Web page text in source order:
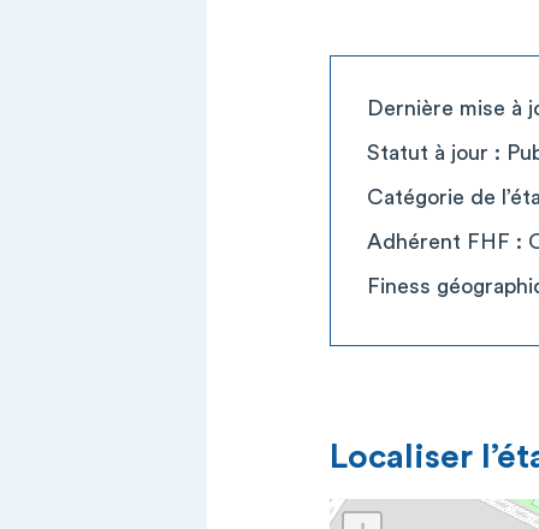
Dernière mise à
Statut à jour :
Catégorie de
Adhérent FHF :
Finess
Localiser